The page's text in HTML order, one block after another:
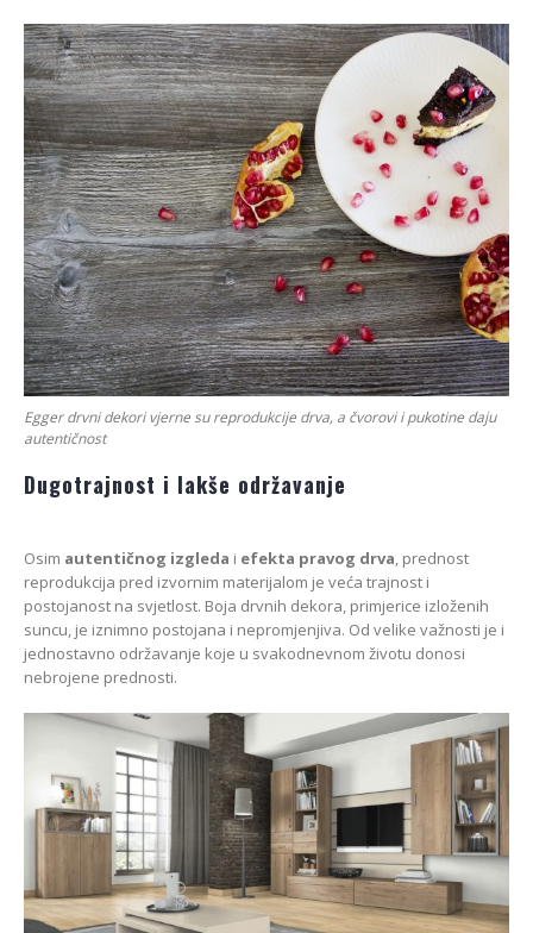
Egger drvni dekori vjerne su reprodukcije drva, a čvorovi i pukotine daju
autentičnost
Dugotrajnost i lakše održavanje
Osim autentičnog izgleda i efekta pravog drva, prednost
reprodukcija pred izvornim materijalom je veća trajnost i
postojanost na svjetlost. Boja drvnih dekora, primjerice izloženih
suncu, je iznimno postojana i nepromjenjiva. Od velike važnosti je i
jednostavno održavanje koje u svakodnevnom životu donosi
nebrojene prednosti.